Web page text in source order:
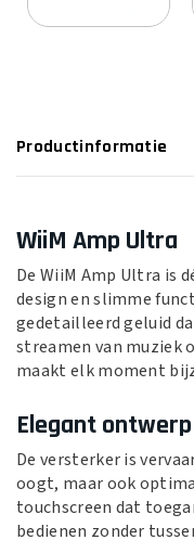
Productinformatie
WiiM Amp Ultra
De WiiM Amp Ultra is
design en slimme
gedetailleerd geluid
streamen van muziek
maakt elk moment
Elegant
De versterker is
oogt, maar ook
touchscreen dat
bedienen zonder